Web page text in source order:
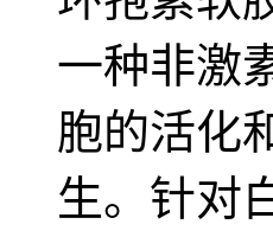
一种非激
胞的活化
生。针对